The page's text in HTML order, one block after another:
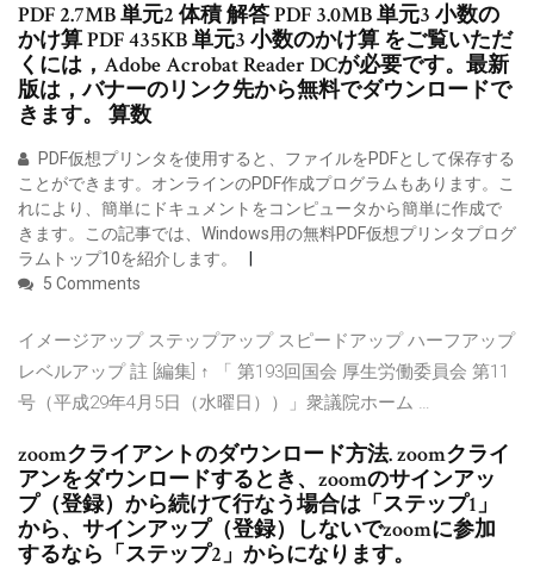
PDF 2.7MB 単元2 体積 解答 PDF 3.0MB 単元3 小数の
かけ算 PDF 435KB 単元3 小数のかけ算 をご覧いただ
くには，Adobe Acrobat Reader DCが必要です。最新
版は，バナーのリンク先から無料でダウンロードで
きます。 算数
PDF仮想プリンタを使用すると、ファイルをPDFとして保存する
ことができます。オンラインのPDF作成プログラムもあります。こ
れにより、簡単にドキュメントをコンピュータから簡単に作成で
きます。この記事では、Windows用の無料PDF仮想プリンタプログ
ラムトップ10を紹介します。
5 Comments
イメージアップ ステップアップ スピードアップ ハーフアップ
レベルアップ 註 [編集] ↑ 「 第193回国会 厚生労働委員会 第11
号（平成29年4月5日（水曜日））」衆議院ホーム …
zoomクライアントのダウンロード方法. zoomクライ
アンをダウンロードするとき、zoomのサインアッ
プ（登録）から続けて行なう場合は「ステップ1」
から、サインアップ（登録）しないでzoomに参加
するなら「ステップ2」からになります。